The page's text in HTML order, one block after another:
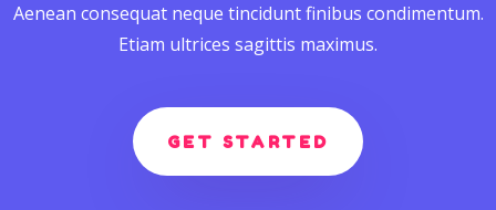
Aenean consequat neque tincidunt finibus condimentum.
Etiam ultrices sagittis maximus.
GET STARTED